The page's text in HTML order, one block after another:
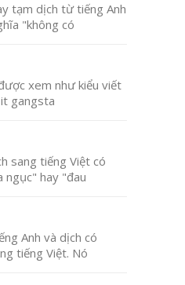
tạm dịch từ tiếng Anh
"không có
xem như kiểu viết
gangsta
sang tiếng Việt có
ngục" hay "đau
Anh và dịch có
tiếng Việt. Nó